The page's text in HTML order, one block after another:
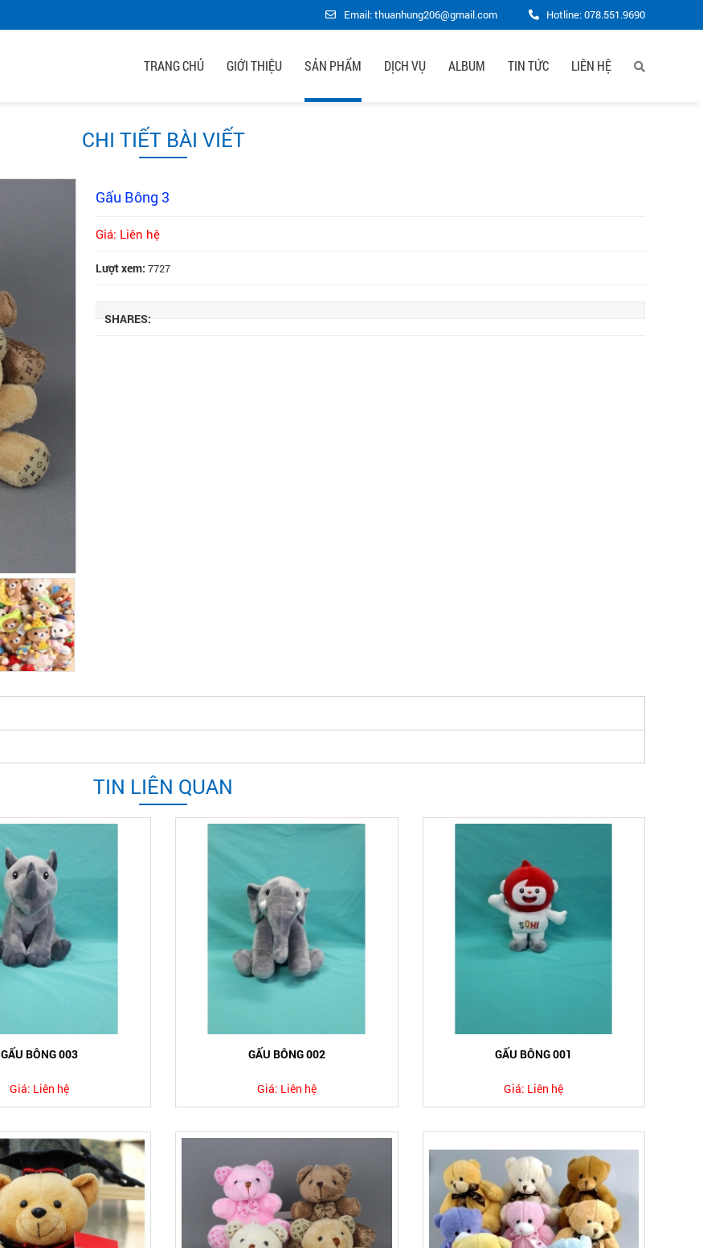
Email: thuanhung206@gmail.com Hotline:078.551.9690
TRANG CHỦ GIỚI THIỆU SẢN PHẨM DỊCH VỤ ALBUM TIN TỨC LIÊN HỆ
CHI TIẾT BÀI VIẾT
Gấu Bông 3
Giá: Liên hệ
Lượt xem: 7727
SHARES:
TIN LIÊN QUAN
GẤU BÔNG 003
Giá: Liên hệ
GẤU BÔNG 002
Giá: Liên hệ
GẤU BÔNG 001
Giá: Liên hệ